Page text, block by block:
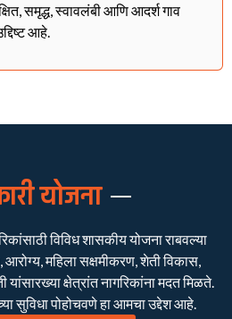
समृद्ध, स्वावलंबी आणि आदर्श गाव
आहे.
योजना
विविध शासकीय योजना राबवल्या
आरोग्य, महिला सक्षमीकरण, शेती विकास,
यांसारख्या क्षेत्रांत नागरिकांना मदत मिळते.
सुविधा पोहोचवणे हा आमचा उद्देश आहे.